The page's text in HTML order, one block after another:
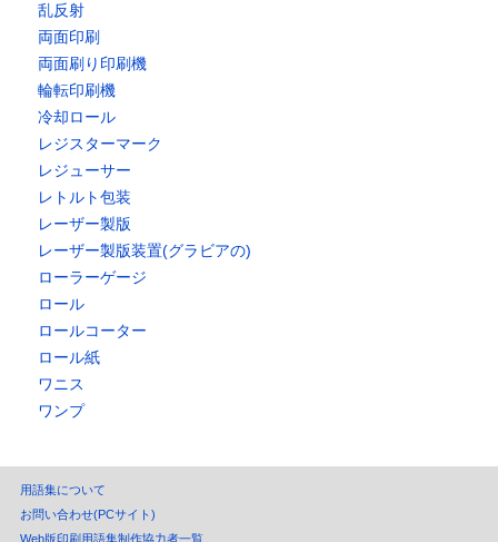
乱反射
両面印刷
両面刷り印刷機
輪転印刷機
冷却ロール
レジスターマーク
レジューサー
レトルト包装
レーザー製版
レーザー製版装置(グラビアの)
ローラーゲージ
ロール
ロールコーター
ロール紙
ワニス
ワンプ
用語集について
お問い合わせ(PCサイト)
Web版印刷用語集制作協力者一覧